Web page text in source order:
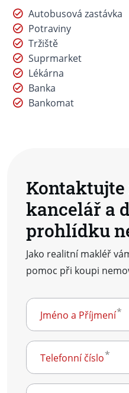
Autobusová zastávka
Potraviny
Tržiště
Suprmarket
Lékárna
Banka
Bankomat
kancelář a
prohlídku
Jako realitní makléř
pomoc při koupi
Jméno a Příjmení
Telefonní číslo